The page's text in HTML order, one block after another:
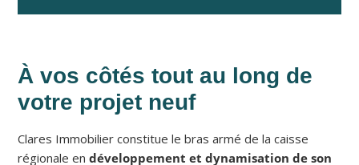
À vos côtés tout au long de
votre projet neuf
Clares Immobilier constitue le bras armé de la caisse
régionale endéveloppement et dynamisation de son